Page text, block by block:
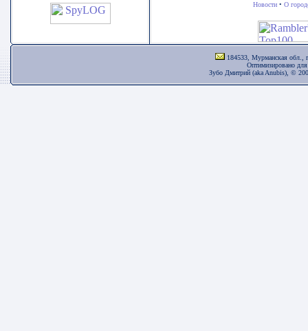
Новости • О
184533, Мурманская обл.,
Оптимизировано
Зубо Дмитрий (aka Anubis), ©